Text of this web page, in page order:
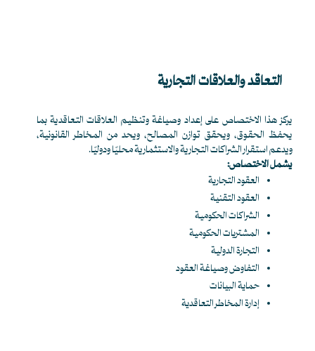
التعاقد والعلاقات التجارية
يركز هذا الاختصاص على إعداد وصياغة وتنظيم العلاقات التعاقدية بما
يحفظ الحقوق، ويحقق توازن المصالح، ويحد من المخاطر القانونية،
ويدعم استقرار الشراكات التجارية والاستثمارية محليًا ودوليًا.
يشمل الاختصاص:
العقود التجارية
العقود التقنية
الشراكات الحكومية
المشتريات الحكومية
التجارة الدولية
التفاوض وصياغة العقود
حماية البيانات
إدارة المخاطر التعاقدية